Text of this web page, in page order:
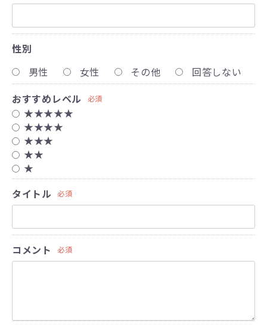
性別
男性
女性 その他
回答しない
おすすめレベル
必須
★★★★★
★★★★
★★★
★★
★
タイトル
必須
コメント 必須